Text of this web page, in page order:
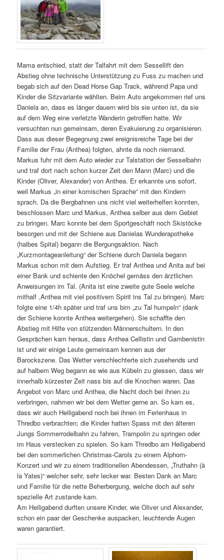
Mama entschied, statt der Talfahrt mit dem Sessellift den
Abstieg ohne technische Unterstützung zu Fuss zu machen und
begab sich auf den Dead Horse Gap Track, während Papa und
Kinder die Sitzvariante wählten. Beim Auto angekommen rief uns
Daniela an, dass es länger dauern wird bis sie unten ist, da sie
auf dem Weg eine verletzte Wanderin getroffen hatte. Wir
versuchten nun gemeinsam, deren Evakuierung zu organisieren.
Dass aus dieser Begegnung zwei ereignisreiche Tage bei der
Familie der Frau (Anthea) folgten, ahnte da noch niemand.
Markus fuhr mit dem Auto wieder zur Talstation der Sesselbahn
und traf dort nach schon kurzer Zeit den Mann (Marc) und die
Kinder (Oliver, Alexander) von Anthea. Er erkannte uns sofort,
weil Markus „in einer komischen Sprache“ mit den Kindern
sprach. Da die Bergbahnen uns nicht viel weiterhelfen konnten,
beschlossen Marc und Markus, Anthea selber aus dem Gebiet
zu bringen. Marc konnte bei dem Sportgeschäft noch Skistöcke
besorgen und mit der Schiene aus Danielas Wunderapotheke
(halbes Spital) begann die Bergungsaktion. Nach
„Kurzmontageanleitung“ der Schiene durch Daniela begann
Markus schon mit dem Aufstieg. Er traf Anthea und Anita auf bei
einer Bank und schiente den Knöchel gemäss den ärztlichen
Anweisungen im Tal. (Anita ist eine zweite gute Seele welche
mithalf ,Anthea mit viel positivem Spirit ins Tal zu bringen). Marc
folgte eine 1/4h später und traf uns bim „zu Tal humpeln“ (dank
der Schiene konnte Anthea weitergehen). Sie schaffte den
Abstieg mit Hilfe von stützenden Männerschultern. In den
Gesprächen kam heraus, dass Anthea Cellistin und Gambenistin
ist und wir einige Leute gemeinsam kennen aus der
Barockszene. Das Wetter verschlechterte sich zusehends und
auf halbem Weg begann es wie aus Kübeln zu giessen, dass wir
innerhalb kürzester Zeit nass bis auf die Knochen waren. Das
Angebot von Marc und Anthea, die Nacht doch bei ihnen zu
verbringen, nahmen wir bei dem Wetter gerne an. So kam es,
dass wir auch Heiligabend noch bei ihnen im Ferienhaus in
Thredbo verbrachten; die Kinder hatten Spass mit den älteren
Jungs Sommerrodelbahn zu fahren, Trampolin zu springen oder
im Haus verstecken zu spielen. So kam Thredbo am Heiligabend
bei den sommerlichen Christmas-Carols zu einem Alphorn-
Konzert und wir zu einem traditionellen Abendessen, „Truthahn (à
la Yates)“ welcher sehr, sehr lecker war. Besten Dank an Marc
und Familie für die nette Beherbergung, welche doch auf sehr
spezielle Art zustande kam.
Am Heiligabend durften unsere Kinder, wie Oliver und Alexander,
schon ein paar der Geschenke auspacken, leuchtende Augen
waren garantiert.